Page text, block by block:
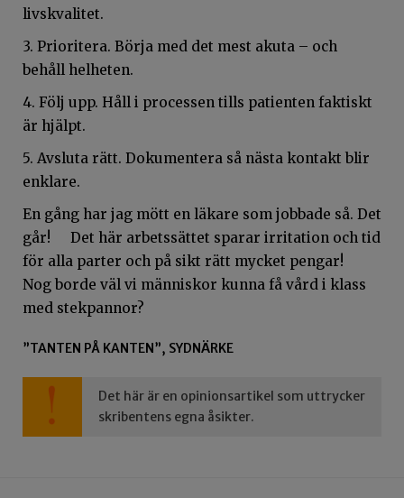
livskvalitet.
3. Prioritera. Börja med det mest akuta – och
behåll helheten.
4. Följ upp. Håll i processen tills patienten faktiskt
är hjälpt.
5. Avsluta rätt. Dokumentera så nästa kontakt blir
enklare.
En gång har jag mött en läkare som jobbade så. Det
går! Det här arbetssättet sparar irritation och tid
för alla parter och på sikt rätt mycket pengar!
Nog borde väl vi människor kunna få vård i klass
med stekpannor?
”TANTEN PÅ KANTEN”, SYDNÄRKE
Det här är en opinionsartikel som uttrycker
skribentens egna åsikter.